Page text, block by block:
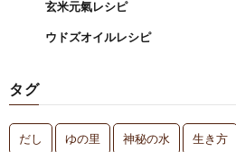
玄米元氣レシピ
ウドズオイルレシピ
タグ
だし ゆの里 神秘の水 生き方